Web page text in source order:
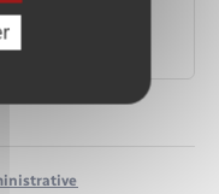
lycéens